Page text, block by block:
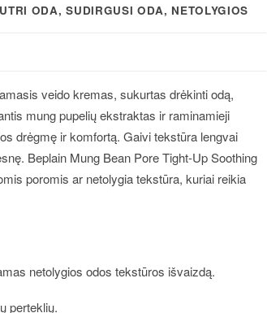
ODA, SUDIRGUSI ODA, NETOLYGIOS
veido kremas, sukurtas drėkinti odą,
mung pupelių ekstraktas ir raminamieji
drėgmę ir komfortą. Gaivi tekstūra lengvai
Beplain Mung Bean Pore Tight-Up Soothing
poromis ar netolygia tekstūra, kuriai reikia
netolygios odos tekstūros išvaizdą.
perteklių.